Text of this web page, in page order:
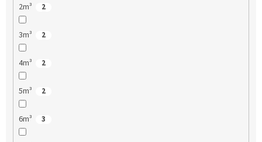
2m³ 2
3m³ 2
4m³ 2
5m³ 2
6m³ 3